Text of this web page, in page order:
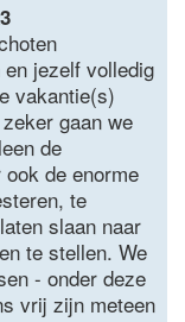
jezelf volledig
vakantie(s)
gaan we
de
de enorme
te
slaan naar
te stellen. We
- onder deze
vrij zijn meteen